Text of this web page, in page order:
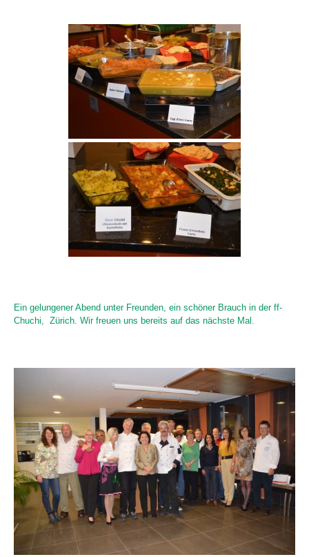
Ein gelungener Abend unter Freunden, ein schöner Brauch in der ff-
Chuchi, Zürich. Wir freuen uns bereits auf das nächste Mal.